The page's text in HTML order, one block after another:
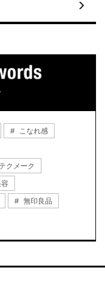
こなれ感
クメーク
無印良品